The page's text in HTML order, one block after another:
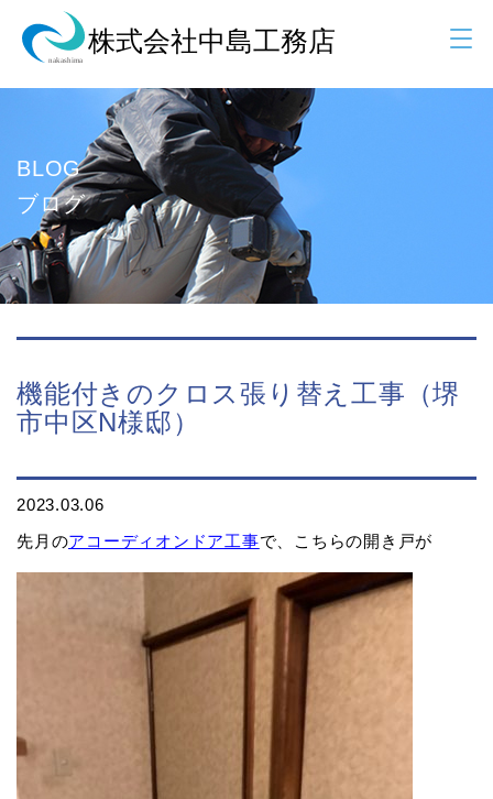
BLOG
ブログ
機能付きのクロス張り替え工事（堺
市中区N様邸）
2023.03.06
先月のアコーディオンドア工事で、こちらの開き戸が